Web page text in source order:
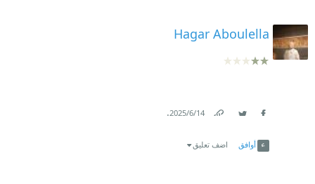
Hagar Aboulella
14‏/6‏/2025
.
أوافق اضف تعليق